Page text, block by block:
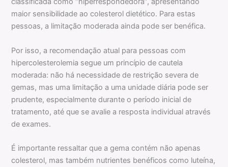
maior sensibilidade ao colesterol dietético. Para estas
pessoas, a limitação moderada ainda pode ser benéfica.
Por isso, a recomendação atual para pessoas com
hipercolesterolemia segue um princípio de cautela
moderada: não há necessidade de restrição severa de
gemas, mas uma limitação a uma unidade diária pode ser
prudente, especialmente durante o período inicial de
tratamento, até que se avalie a resposta individual através
de exames.
É importante ressaltar que a gema contém não apenas
colesterol, mas também nutrientes benéficos como luteína,